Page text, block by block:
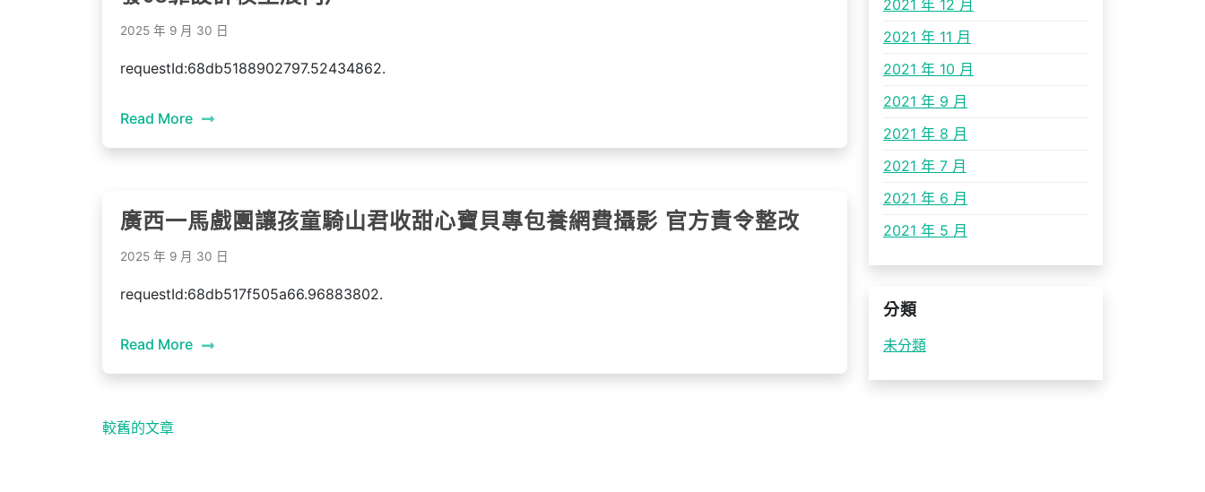
2025 年 9 月 30 日
requestId:68db5188902797.52434862.
Read More
廣西一馬戲團讓孩童騎山君收甜心寶貝專包養網費攝影 官方責令整改
2025 年 9 月 30 日
requestId:68db517f505a66.96883802.
Read More
文
較舊的文章
2021 年 12 月
2021 年 11 月
2021 年 10 月
2021 年 9 月
2021 年 8 月
2021 年 7 月
2021 年 6 月
2021 年 5 月
分類
未分類